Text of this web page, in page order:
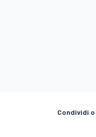
Condividi